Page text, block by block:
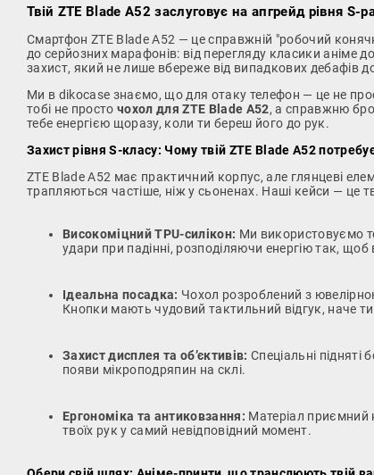
Твій ZTE Blade A52 заслуговує на апгрейд рівня
Смартфон ZTE Blade A52 — це справжній "робочий
до серйозних марафонів: від перегляду класики аніме
захист, який не лише вбереже від випадкових дебафів
Ми в dikocase знаємо, що для отаку телефон — це не
тобі не просточохол для ZTE Blade A52, а справжню
тебе енергією щоразу, коли ти береш його до рук.
Захист рівня S-класу: Чому твій ZTE Blade A52 потребує
ZTE Blade A52 має практичний корпус, але глянцеві
трапляються частіше, ніж у сьоненах. Наші кейси — це
Високоміцний TPU-силікон: Ми використовуємо
удари при падінні, розподіляючи енергію так,
Ідеальна посадка: Чохол розроблений з
Кнопки мають чудовий тактильний відгук, наче
Захист дисплея та об’єктивів: Спеціальні
появи мікроподряпин на склі.
Ергономіка та антиковзання: Матеріал приємний
твоїх рук у самий невідповідний момент.